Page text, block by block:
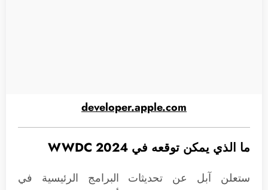
developer.apple.com
ما الذي يمكن توقعه في WWDC 2024
ستعلن آبل عن تحديثات البرامج الرئيسية في